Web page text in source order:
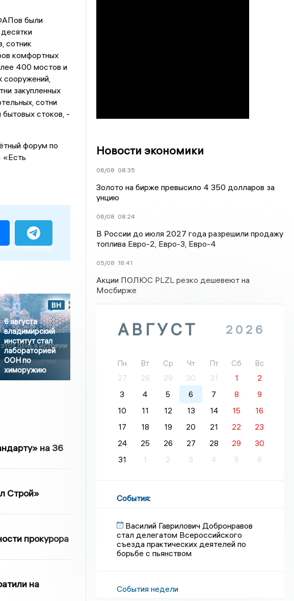
были
сотник
комфортных
400 мостов и
сооружений,
закупленных
сотни
стоков, -
форум по
«Есть
6 августа
владимирский
институт стал
лабораторией
ООН по
химоружию
на 36
Строй»
прокурора
на
Новости экономики
06/08 08:35
Золото на бирже превысило 4 350 долларов за
унцию
06/08 08:24
В России до июля 2027 года разрешили продажу
топлива Евро-2, Евро-3, Евро-4
05/08 18:41
Акции ПОЛЮС PLZL резко дешевеют на
Мосбирже
АВГУСТ 2026
Пн Вт Ср Чт Пт Сб
Вс
27
28 29 30 31 1
2
3
4 5 6 7 8
9
10
11 12 13 14 15
16
17
18 19 20 21 22
23
24
25 26 27 28 29
30
31
1 2 3 4 5 6
События:
Василий Гаврилович Добронравов
стал делегатом Всероссийского
съезда практических деятелей по
борьбе с пьянством
События недели